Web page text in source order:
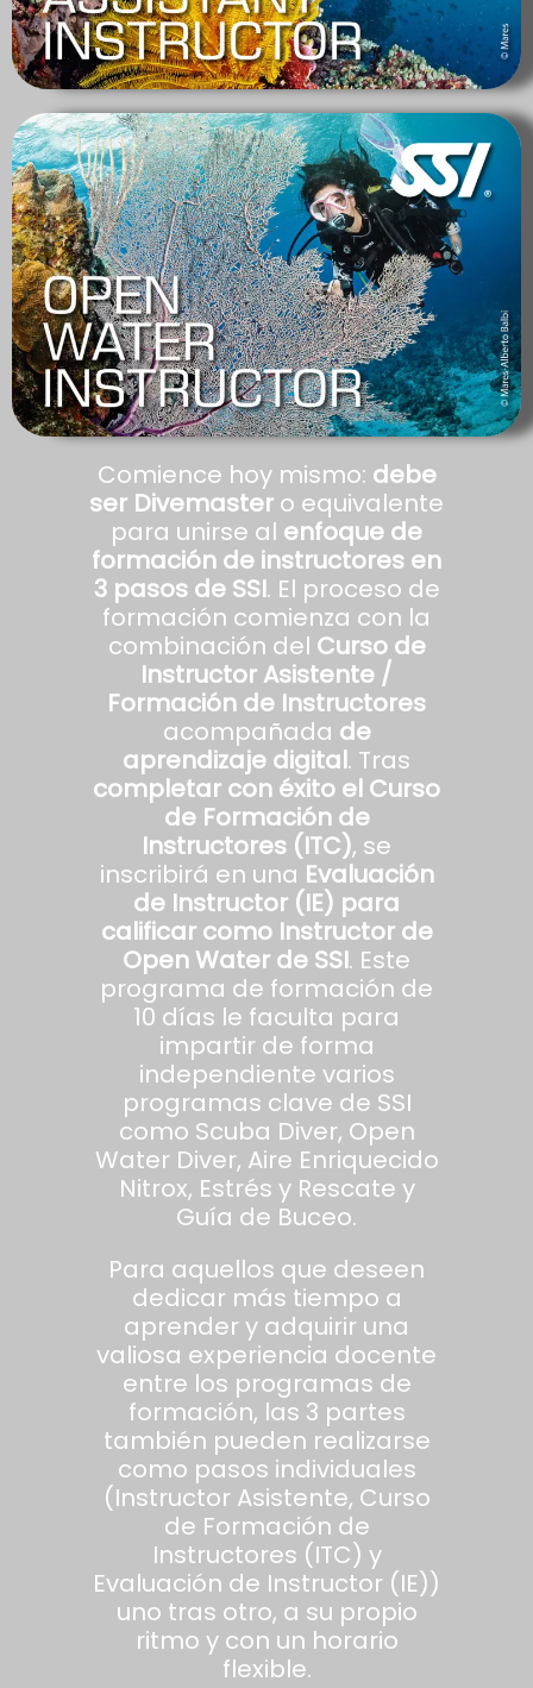
Comience hoy mismo: debe
ser Divemaster o equivalente
para unirse al enfoque de
formación de instructores en
3 pasos de SSI. El proceso de
formación comienza con la
combinación del Curso de
Instructor Asistente /
Formación de Instructores
acompañada de
aprendizaje digital. Tras
completar con éxito el Curso
de Formación de
Instructores (ITC), se
inscribirá en una Evaluación
de Instructor (IE) para
calificar como Instructor de
Open Water de SSI. Este
programa de formación de
10 días le faculta para
impartir de forma
independiente varios
programas clave de SSI
como Scuba Diver, Open
Water Diver, Aire Enriquecido
Nitrox, Estrés y Rescate y
Guía de Buceo.
Para aquellos que deseen
dedicar más tiempo a
aprender y adquirir una
valiosa experiencia docente
entre los programas de
formación, las 3 partes
también pueden realizarse
como pasos individuales
(Instructor Asistente, Curso
de Formación de
Instructores (ITC) y
Evaluación de Instructor (IE))
uno tras otro, a su propio
ritmo y con un horario
flexible.